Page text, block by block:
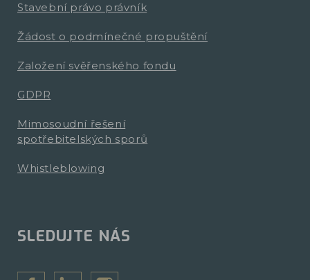
Stavební právo právník
Žádost o podmínečné propuštění
Založení svěřenského fondu
GDPR
Mimosoudní řešení
spotřebitelských sporů
Whistleblowing
SLEDUJTE NÁS